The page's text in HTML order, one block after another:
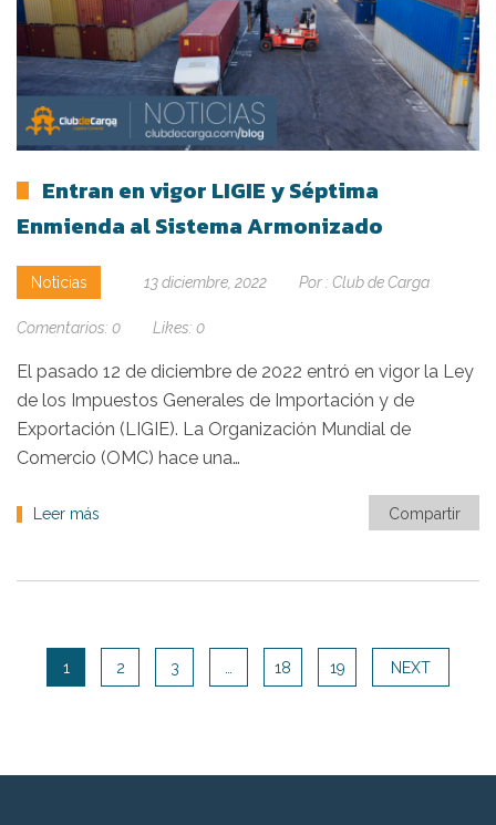
Entran en vigor LIGIE y Séptima
Enmienda al Sistema Armonizado
Noticias 13 diciembre, 2022 Por : Club de Carga
Comentarios: 0 Likes: 0
El pasado 12 de diciembre de 2022 entró en vigor la Ley
de los Impuestos Generales de Importación y de
Exportación (LIGIE). La Organización Mundial de
Comercio (OMC) hace una…
Leer más Compartir
1 2 3 18 19 NEXT